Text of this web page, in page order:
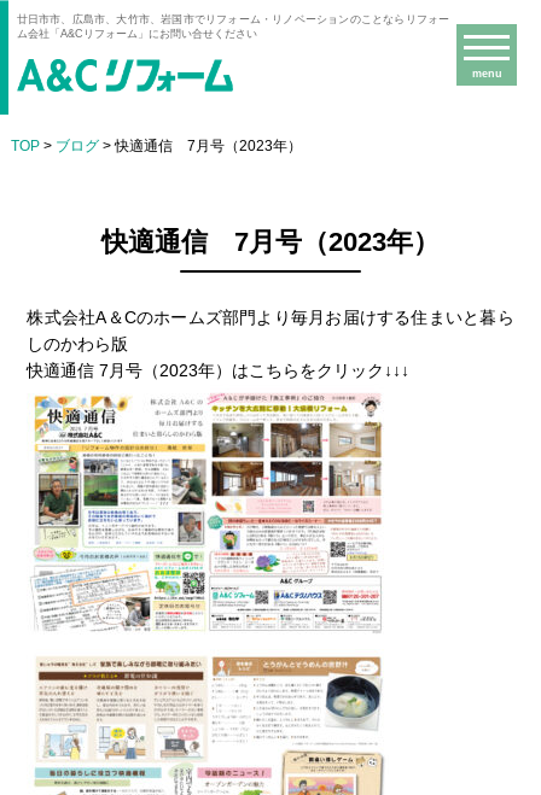
廿日市市、広島市、大竹市、岩国市でリフォーム・リノベーションのことならリフォー
ム会社「A&Cリフォーム」にお問い合せください
menu
TOP> ブログ> 快適通信 7月号（2023年）
快適通信 7月号（2023年）
株式会社A＆Cのホームズ部門より毎月お届けする住まいと暮ら
しのかわら版
快適通信 7月号（2023年）はこちらをクリック↓↓↓